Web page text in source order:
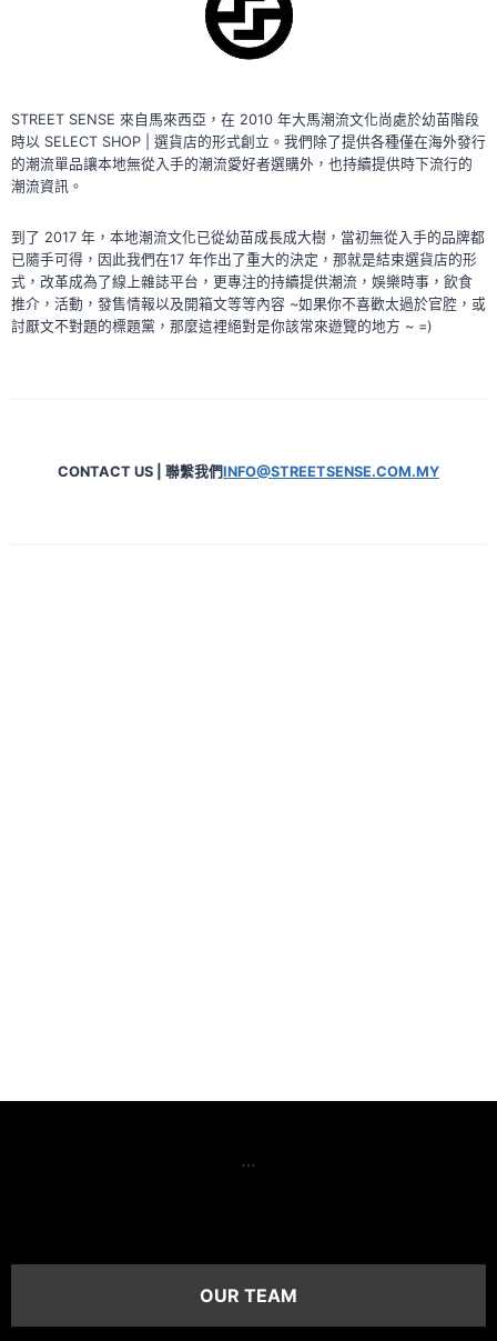
STREET SENSE 來自馬來西亞，在 2010 年大馬潮流文化尚處於幼苗階段
時以 SELECT SHOP | 選貨店的形式創立。我們除了提供各種僅在海外發行
的潮流單品讓本地無從入手的潮流愛好者選購外，也持續提供時下流行的
潮流資訊。
到了 2017 年，本地潮流文化已從幼苗成長成大樹，當初無從入手的品牌都
已隨手可得，因此我們在17 年作出了重大的決定，那就是結束選貨店的形
式，改革成為了線上雜誌平台，更專注的持續提供潮流，娛樂時事，飲食
推介，活動，發售情報以及開箱文等等內容 ~如果你不喜歡太過於官腔，或
討厭文不對題的標題黨，那麼這裡絕對是你該常來遊覽的地方 ~ =)
CONTACT US | 聯繫我們INFO@STREETSENSE.COM.MY
…
OUR TEAM